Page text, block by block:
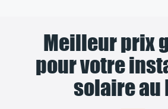
Meilleur prix
pour votre
solaire au